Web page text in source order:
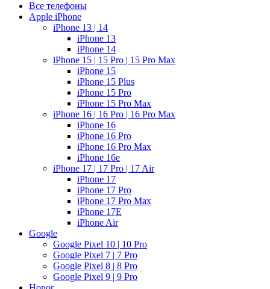
Все телефоны
Apple iPhone
iPhone 13 | 14
iPhone 13
iPhone 14
iPhone 15 | 15 Pro | 15 Pro Max
iPhone 15
iPhone 15 Plus
iPhone 15 Pro
iPhone 15 Pro Max
iPhone 16 | 16 Pro | 16 Pro Max
iPhone 16
iPhone 16 Pro
iPhone 16 Pro Max
iPhone 16e
iPhone 17 | 17 Pro | 17 Air
iPhone 17
iPhone 17 Pro
iPhone 17 Pro Max
iPhone 17E
iPhone Air
Google
Google Pixel 10 | 10 Pro
Google Pixel 7 | 7 Pro
Google Pixel 8 | 8 Pro
Google Pixel 9 | 9 Pro